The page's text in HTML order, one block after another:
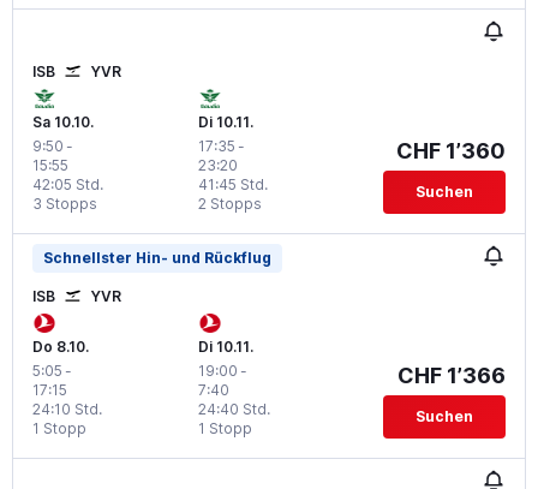
ISB YVR
Sa 10.10.
9:50 -
15:55
3 Stopps
42:05 Std.
Di 10.11.
17:35 -
23:20
2 Stopps
41:45 Std.
CHF 1’360
Suchen
Schnellster Hin- und Rückflug
ISB YVR
Do 8.10.
5:05 -
17:15
1 Stopp
24:10 Std.
Di 10.11.
19:00 -
7:40
1 Stopp
24:40 Std.
CHF 1’366
Suchen